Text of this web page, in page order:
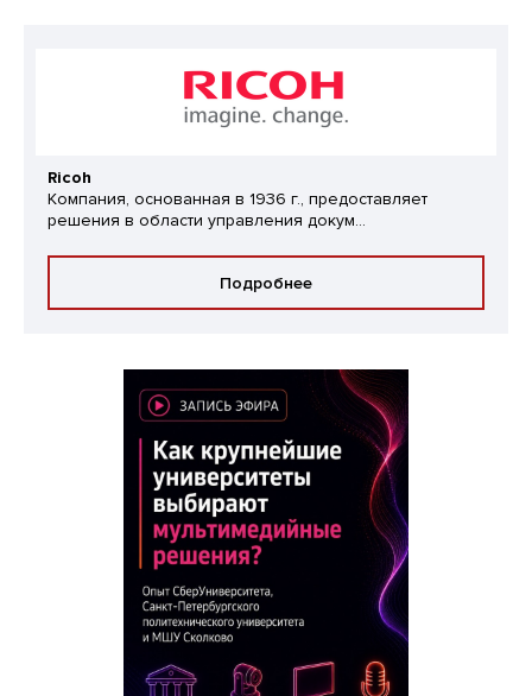
Ricoh
Компания, основанная в 1936 г., предоставляет
решения в области управления докум...
Подробнее